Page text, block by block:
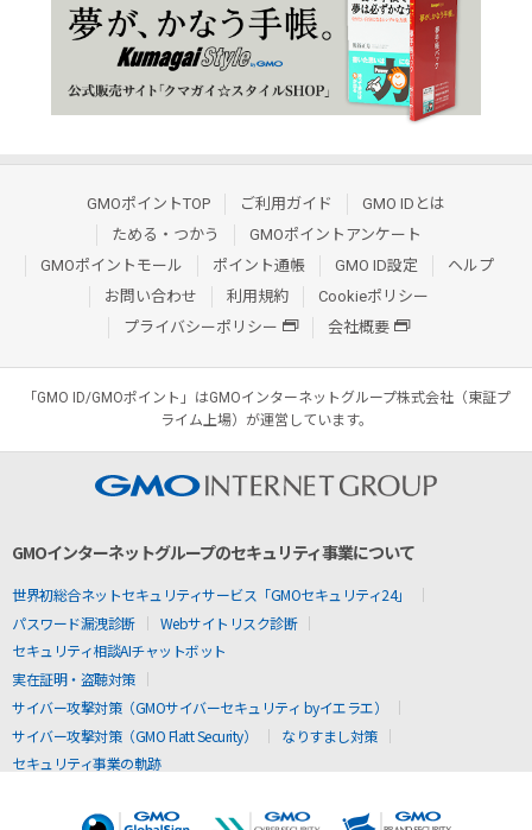
GMOポイントTOP ご利用ガイド
GMO IDとは
ためる・つかう
GMOポイントアンケート
GMOポイントモール
ポイント通帳 GMO ID設定
ヘルプ
お問い合わせ
利用規約
Cookieポリシー
プライバシーポリシー
会社概要
「GMO ID/GMOポイント」はGMOインターネットグループ株式会社（東証プ
ライム上場）が運営しています。
GMOインターネットグループのセキュリティ事業について
世界初総合ネットセキュリティサービス「GMOセキュリティ24」
パスワード漏洩診断
Webサイトリスク診断
セキュリティ相談AIチャットボット
実在証明・盗聴対策
サイバー攻撃対策（GMOサイバーセキュリティ byイエラエ）
サイバー攻撃対策（GMO Flatt Security）
なりすまし対策
セキュリティ事業の軌跡